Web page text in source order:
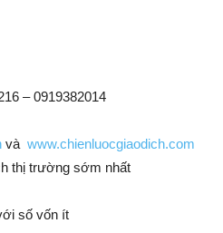
– 0919382014
và www.chienluocgiaodich.com
thị trường sớm nhất
số vốn ít